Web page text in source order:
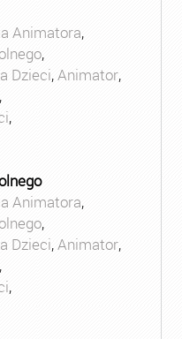
Animatora,
,
Dzieci,Animator,
,
Animatora,
,
Dzieci,Animator,
,